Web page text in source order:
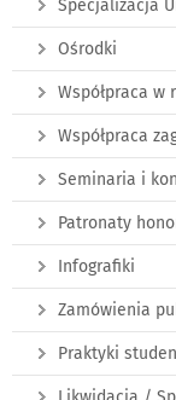
Specjalizacja
Ośrodki
Współpraca w
Współpraca
Seminaria i
Patronaty
Infografiki
Zamówienia
Praktyki